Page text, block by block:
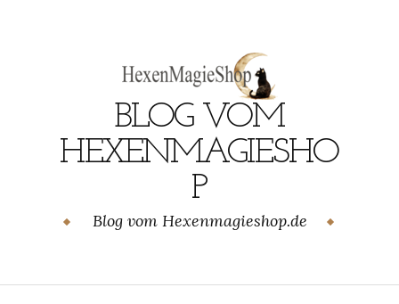
BLOG VOM
HEXENMAGIESHO
P
Blog vom Hexenmagieshop.de